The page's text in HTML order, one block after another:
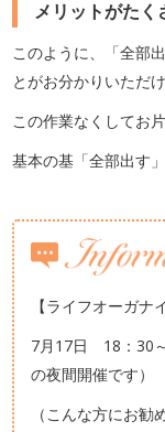
メリットがたく
このように、「全部
とがお分かりいただ
この作業なくしてお
基本の基「全部出す
【ライフオーガナ
7月17日 18：30
の夜間開催です）
（こんな方にお勧